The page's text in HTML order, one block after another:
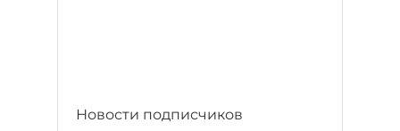
Новости подписчиков